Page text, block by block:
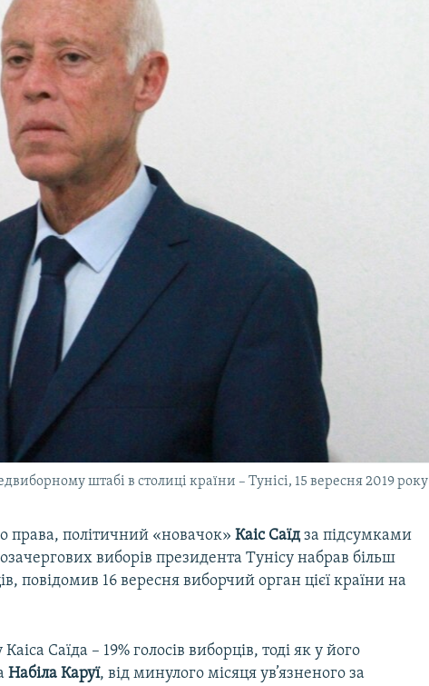
штабі в столиці країни – Тунісі, 15 вересня 2019 року
права, політичний «новачок» Каіс Саїдза підсумками
виборів президента Тунісу набрав більш
повідомив 16 вересня виборчий орган цієї країни на
Саїда – 19% голосів виборців, тоді як у його
Набіла Каруї, від минулого місяця ув’язненого за